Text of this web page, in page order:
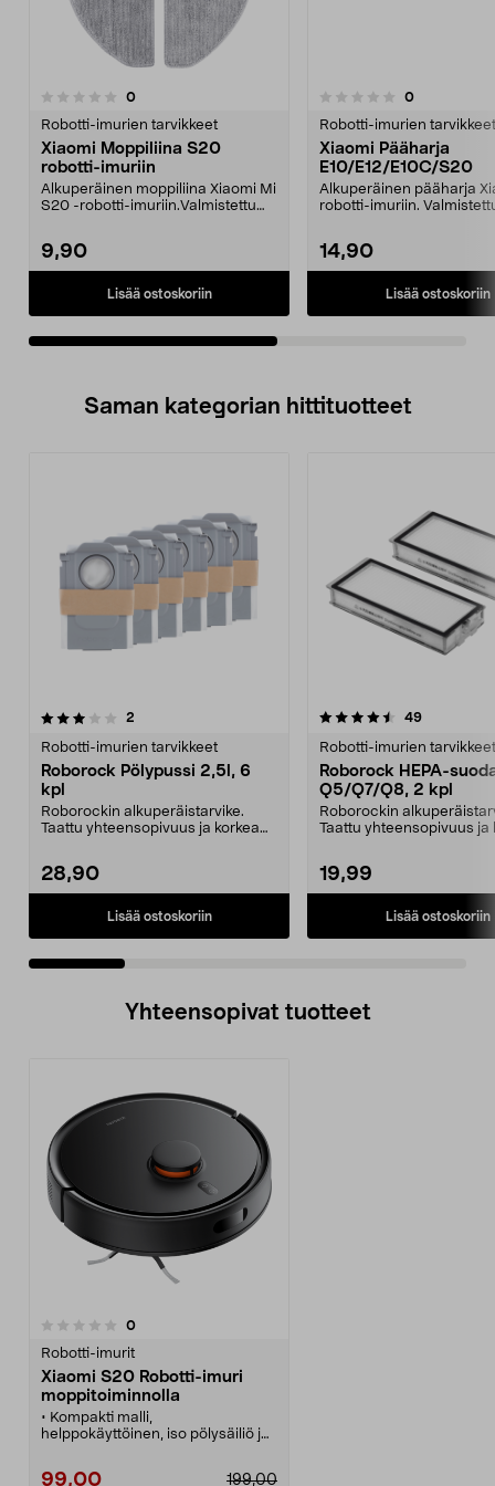
0arvostelut
Robotti-imurien tarvikkeet
Xiaomi Moppiliina S20
robotti-imuriin
Alkuperäinen moppiliina Xiaomi Mi
S20 -robotti-imuriin.Valmistettu
9,90
Lisää ostoskoriin
0.0 viidestä
0arvostelut
Robotti-imurien tarvikkeet
Xiaomi Pääharja
E10/E12/E10C/S20
Alkuperäinen pääharja
robotti-imuriin.
14,90
Lisää ostoskoriin
5.0viidestä
Saman kategorian hittituotteet
2
Robotti-imurien tarvikkeet
Roborock Pölypussi 2,5l, 6
kpl
Roborockin alkuperäistarvike.
Taattu yhteensopivuus ja korkea
28,90
Lisää ostoskoriin
4.5 viidestä
49arvostelut
Robotti-imurien tarvikkeet
Roborock HEPA-
Q5/Q7/Q8, 2 kpl
Roborockin
Taattu yhteensopivuus ja
19,99
Lisää ostoskoriin
4.5 viidestä
Yhteensopivat tuotteet
0arvostelut
Robotti-imurit
Xiaomi S20 Robotti-imuri
moppitoiminnolla
• Kompakti malli,
helppokäyttöinen, iso pölysäiliö ja
199,00
99,00